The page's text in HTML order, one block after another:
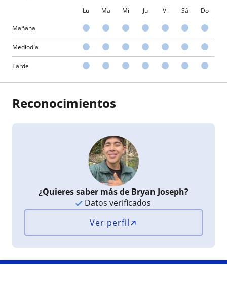
Lu Ma Mi Ju Vi Sá Do
Mañana
Mediodía
Tarde
Reconocimientos
¿Quieres saber más de Bryan Joseph?
Datos verificados
Ver perfil